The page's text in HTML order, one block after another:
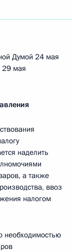
Думой 24 мая
29 мая
наделить
а также
ввоз
налогом
необходимостью